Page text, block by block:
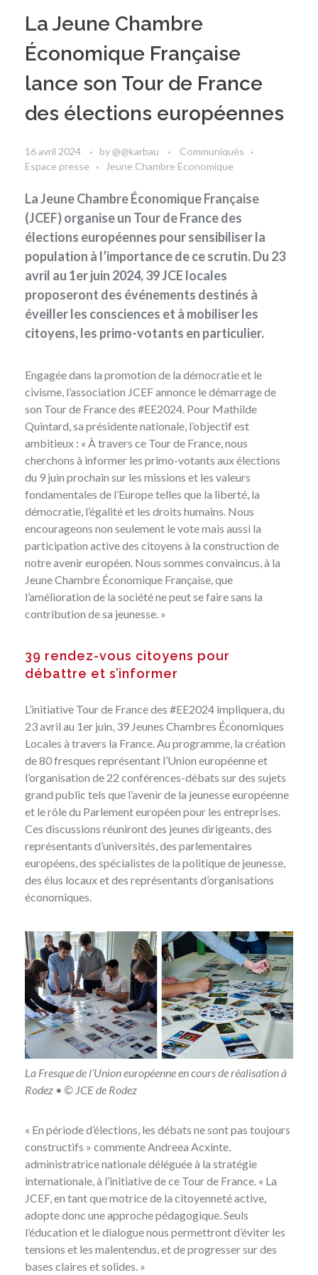
La Jeune Chambre
Économique Française
lance son Tour de France
des élections européennes
16 avril 2024 by @@karbau
Communiqués
Espace presse
Jeune Chambre Economique
La Jeune Chambre Économique Française
(JCEF) organise un Tour de France des
élections européennes pour sensibiliser la
population à l’importance de ce scrutin. Du 23
avril au 1er juin 2024, 39 JCE locales
proposeront des événements destinés à
éveiller les consciences et à mobiliser les
citoyens, les primo-votants en particulier.
Engagée dans la promotion de la démocratie et le
civisme, l’association JCEF annonce le démarrage de
son Tour de France des #EE2024. Pour Mathilde
Quintard, sa présidente nationale, l’objectif est
ambitieux : « À travers ce Tour de France, nous
cherchons à informer les primo-votants aux élections
du 9 juin prochain sur les missions et les valeurs
fondamentales de l’Europe telles que la liberté, la
démocratie, l’égalité et les droits humains. Nous
encourageons non seulement le vote mais aussi la
participation active des citoyens à la construction de
notre avenir européen. Nous sommes convaincus, à la
Jeune Chambre Économique Française, que
l’amélioration de la société ne peut se faire sans la
contribution de sa jeunesse. »
39 rendez-vous citoyens pour
débattre et s’informer
L’initiative Tour de France des #EE2024 impliquera, du
23 avril au 1er juin, 39 Jeunes Chambres Économiques
Locales à travers la France. Au programme, la création
de 80 fresques représentant l’Union européenne et
l’organisation de 22 conférences-débats sur des sujets
grand public tels que l’avenir de la jeunesse européenne
et le rôle du Parlement européen pour les entreprises.
Ces discussions réuniront des jeunes dirigeants, des
représentants d’universités, des parlementaires
européens, des spécialistes de la politique de jeunesse,
des élus locaux et des représentants d’organisations
économiques.
La Fresque de l’Union européenne en cours de réalisation à
Rodez • © JCE de Rodez
« En période d’élections, les débats ne sont pas toujours
constructifs » commente Andreea Acxinte,
administratrice nationale déléguée à la stratégie
internationale, à l’initiative de ce Tour de France. « La
JCEF, en tant que motrice de la citoyenneté active,
adopte donc une approche pédagogique. Seuls
l’éducation et le dialogue nous permettront d’éviter les
tensions et les malentendus, et de progresser sur des
bases claires et solides. »